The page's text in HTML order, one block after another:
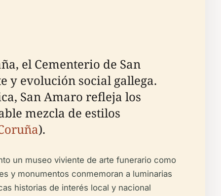
el Cementerio de San
y evolución social gallega.
San Amaro refleja los
mezcla de estilos
).
un museo viviente de arte funerario como
y monumentos conmemoran a luminarias
historias de interés local y nacional